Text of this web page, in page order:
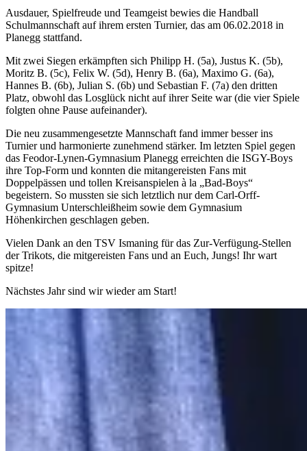
Ausdauer, Spielfreude und Teamgeist bewies die Handball
Schulmannschaft auf ihrem ersten Turnier, das am 06.02.2018 in
Planegg stattfand.
Mit zwei Siegen erkämpften sich Philipp H. (5a), Justus K. (5b),
Moritz B. (5c), Felix W. (5d), Henry B. (6a), Maximo G. (6a),
Hannes B. (6b), Julian S. (6b) und Sebastian F. (7a) den dritten
Platz, obwohl das Losglück nicht auf ihrer Seite war (die vier Spiele
folgten ohne Pause aufeinander).
Die neu zusammengesetzte Mannschaft fand immer besser ins
Turnier und harmonierte zunehmend stärker. Im letzten Spiel gegen
das Feodor-Lynen-Gymnasium Planegg erreichten die ISGY-Boys
ihre Top-Form und konnten die mitangereisten Fans mit
Doppelpässen und tollen Kreisanspielen à la „Bad-Boys“
begeistern. So mussten sie sich letztlich nur dem Carl-Orff-
Gymnasium Unterschleißheim sowie dem Gymnasium
Höhenkirchen geschlagen geben.
Vielen Dank an den TSV Ismaning für das Zur-Verfügung-Stellen
der Trikots, die mitgereisten Fans und an Euch, Jungs! Ihr wart
spitze!
Nächstes Jahr sind wir wieder am Start!